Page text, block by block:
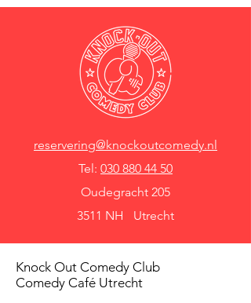
reservering@knockoutcomedy.nl
Tel: 030 880 44 50
Oudegracht 205
3511 NH Utrecht
Knock Out Comedy Club
Comedy Café Utrecht